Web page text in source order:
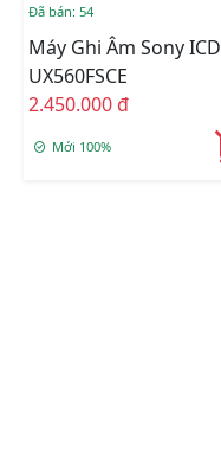
Đã bán: 54
Máy Ghi Âm Sony ICD
UX560FSCE
2.450.000 đ
Mới 100%